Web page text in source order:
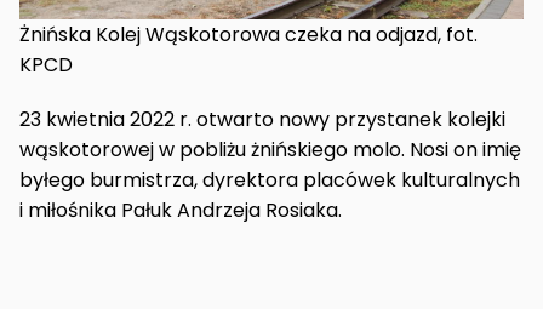
Żnińska Kolej Wąskotorowa czeka na odjazd, fot.
KPCD
23 kwietnia 2022 r. otwarto nowy przystanek kolejki
wąskotorowej w pobliżu żnińskiego molo. Nosi on imię
byłego burmistrza, dyrektora placówek kulturalnych
i miłośnika Pałuk Andrzeja Rosiaka.